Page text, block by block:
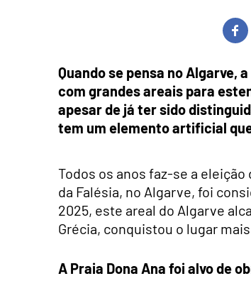
Quando se pensa no Algarve,
com grandes areais para
apesar de já ter sido
tem um elemento artificial
Todos os anos faz-se a eleição
da Falésia, no Algarve, foi
2025, este areal do Algarve
Grécia, conquistou o lugar
A Praia Dona Ana foi alvo de